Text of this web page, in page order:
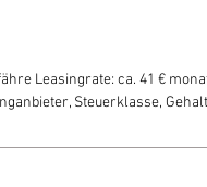
Leasingrate: ca. 41 €
Steuerklasse,